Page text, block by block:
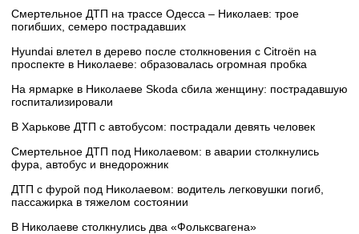
Смертельное ДТП на трассе Одесса – Николаев: трое
погибших, семеро пострадавших
Hyundai влетел в дерево после столкновения с Citroën на
проспекте в Николаеве: образовалась огромная пробка
На ярмарке в Николаеве Skoda сбила женщину: пострадавшую
госпитализировали
В Харькове ДТП с автобусом: пострадали девять человек
Смертельное ДТП под Николаевом: в аварии столкнулись
фура, автобус и внедорожник
ДТП с фурой под Николаевом: водитель легковушки погиб,
пассажирка в тяжелом состоянии
В Николаеве столкнулись два «Фольксвагена»